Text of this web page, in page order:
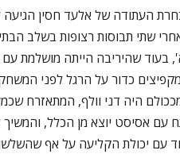
העתודה של אלעד חסין הגיעה
שתי תבוסות רצופות בשלב
כדור על הרגל לפני
היה דני וולף, המתאזרח
עם אסיסט יוצא מן הכלל,
עם יכולת הקליעה על אף